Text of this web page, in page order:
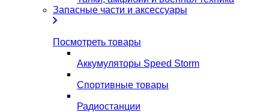
Запасные части и аксессуары
Посмотреть товары
Аккумуляторы Speed Storm
Спортивные товары
Радиостанции